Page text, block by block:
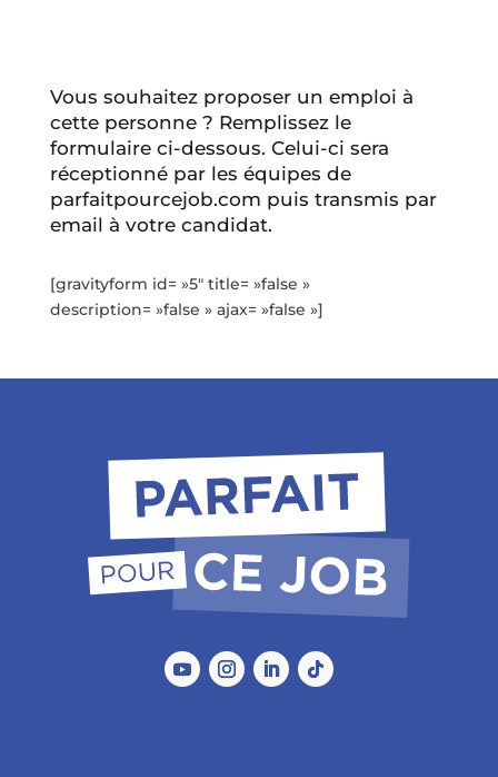
Vous souhaitez proposer un emploi à
cette personne ? Remplissez le
formulaire ci-dessous. Celui-ci sera
réceptionné par les équipes de
parfaitpourcejob.com puis transmis par
email à votre candidat.
[gravityform id= »5″ title= »false »
description= »false » ajax= »false »]